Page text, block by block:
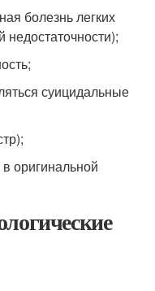
болезнь легких
суицидальные
оригинальной